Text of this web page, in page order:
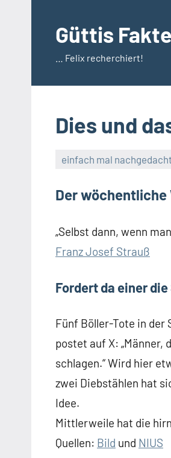
springenGüttis
… Felix recherchiert!
Dies und
einfach mal
Der wöchentliche
„Selbst dann, wenn
Franz Josef Strauß
Fordert da einer
Fünf Böller-Tote in der
postet auf X: „Männer,
schlagen.“ Wird hier
zwei Diebstählen hat
Idee.
Mittlerweile hat die
Quellen: Bild und NIUS